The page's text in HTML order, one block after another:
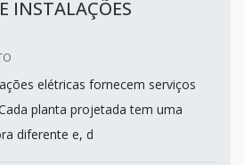
INSTALAÇÕES
elétricas fornecem serviços
planta projetada tem uma
diferente e, d